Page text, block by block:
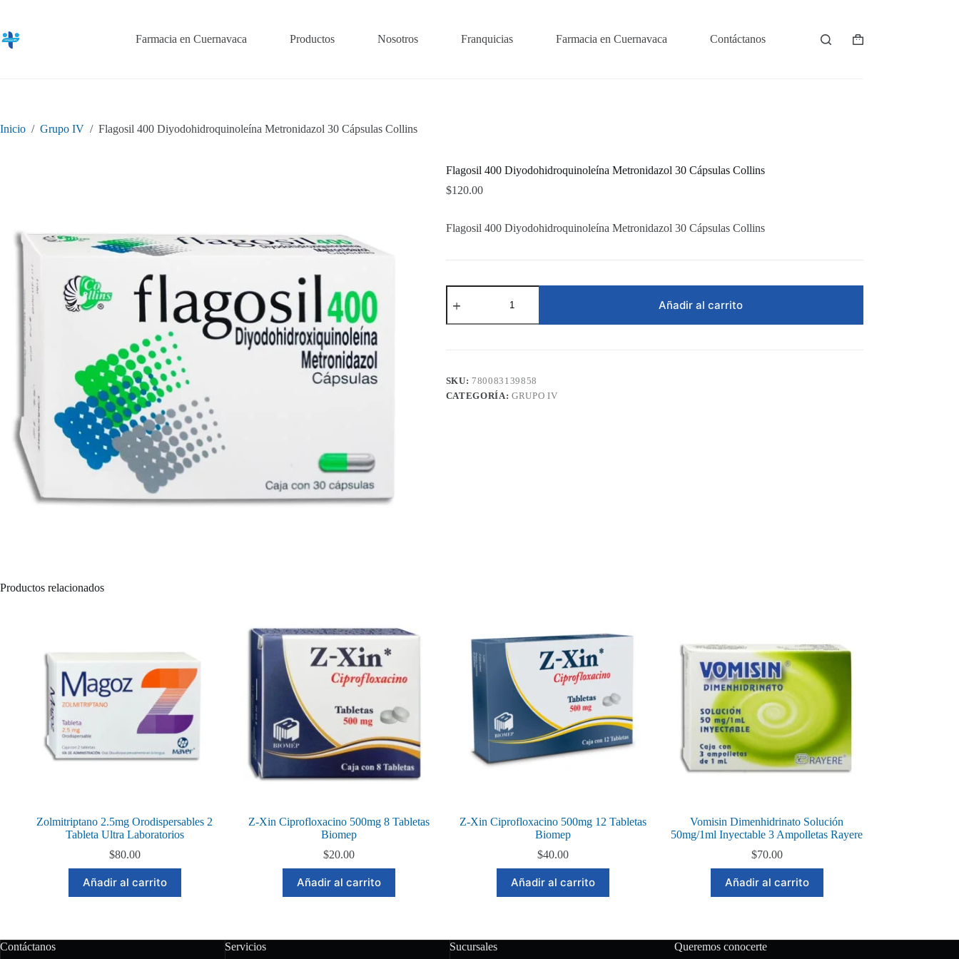
contenido
Farmacia en Cuernavaca Productos Nosotros Franquicias Farmacia en Cuernavaca Contáctanos
Shopping
Inicio / Grupo IV / Flagosil 400 Diyodohidroquinoleína Metronidazol 30 Cápsulas Collins
Flagosil 400 Diyodohidroquinoleína Metronidazol 30 Cápsulas Collins
$120.00
Flagosil 400 Diyodohidroquinoleína Metronidazol 30 Cápsulas Collins
Flagosil
400
Metronidazol
cantidad
Añadir al carrito
SKU: 780083139858
CATEGORÍA: GRUPO IV
Productos relacionados
Zolmitriptano 2.5mg Orodispersables 2
Tableta Ultra Laboratorios
$80.00
Añadir al carrito
Z-Xin Ciprofloxacino 500mg 8 Tabletas
Biomep
$20.00
Añadir al carrito
Z-Xin Ciprofloxacino 500mg 12 Tabletas
Biomep
$40.00
Añadir al carrito
Vomisin Dimenhidrinato Solución
50mg/1ml Inyectable 3 Ampolletas Rayere
$70.00
Añadir al carrito
Contáctanos Servicios Sucursales Queremos conocerte